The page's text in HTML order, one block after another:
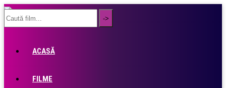
ACASĂ
FILME